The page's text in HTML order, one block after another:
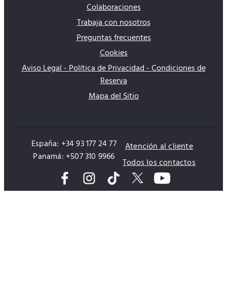
Colaboraciones
Trabaja con nosotros
Preguntas frecuentes
Cookies
Aviso Legal - Política de Privacidad - Condiciones de
Reserva
Mapa del Sitio
España: +34 93 177 24 77
Panamá: +507 310 9966
Atención al cliente
Todos los contactos